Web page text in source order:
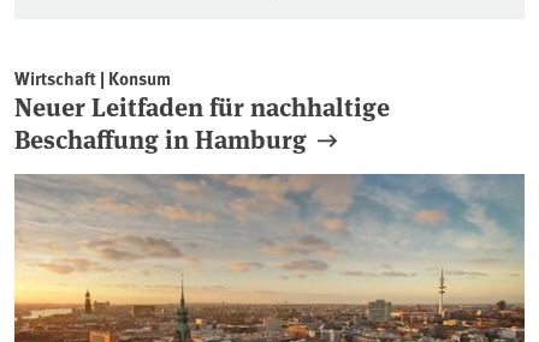
Umweltfreundliche
Wirtschaft | Konsum
Neuer Leitfaden für nachhaltige
Beschaffung in Hamburg